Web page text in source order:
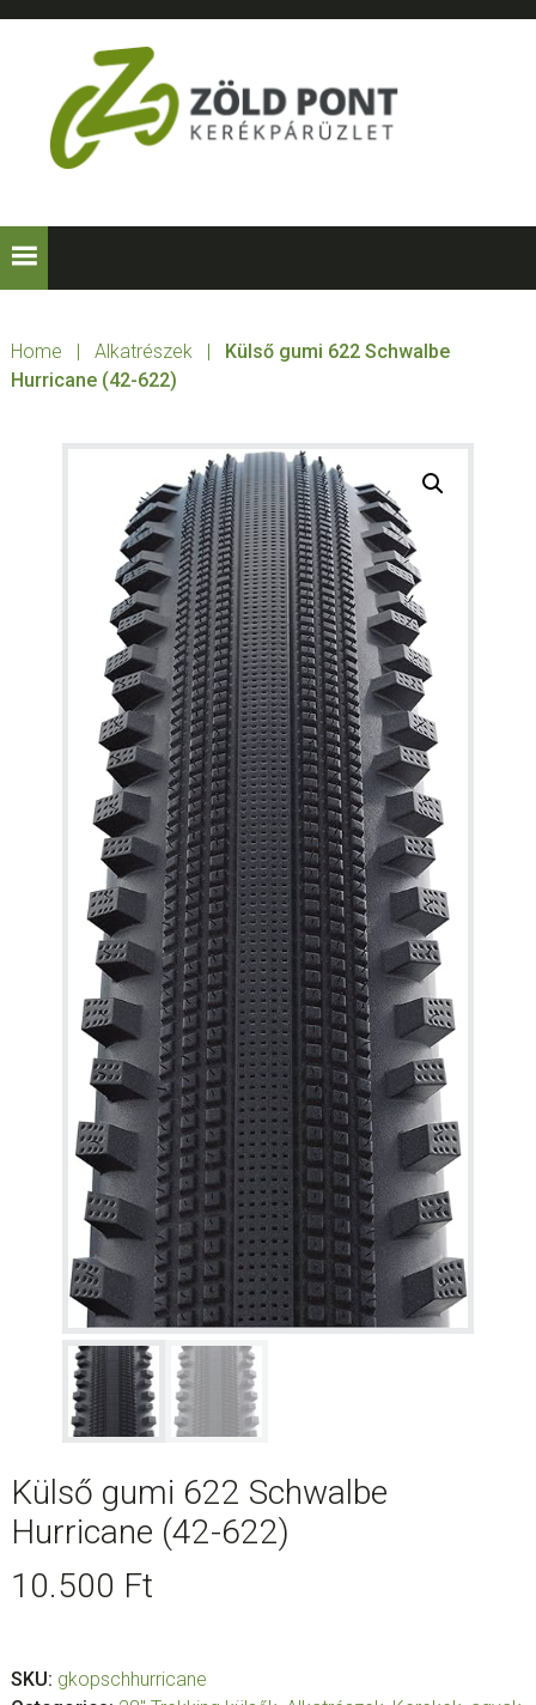
Skip
navigation
Skip
content
Skip
ZÖLD
PONT
Home | Alkatrészek |
Külső gumi 622 Schwalbe
Hurricane (42-622)
Külső gumi 622 Schwalbe
Hurricane (42-622)
10.500 Ft
SKU: gkopschhurricane